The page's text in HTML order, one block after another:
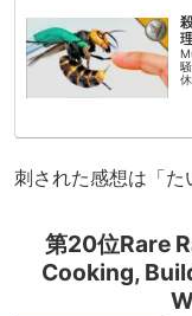
刺された感想は「た
第20位Rare
Cooking,